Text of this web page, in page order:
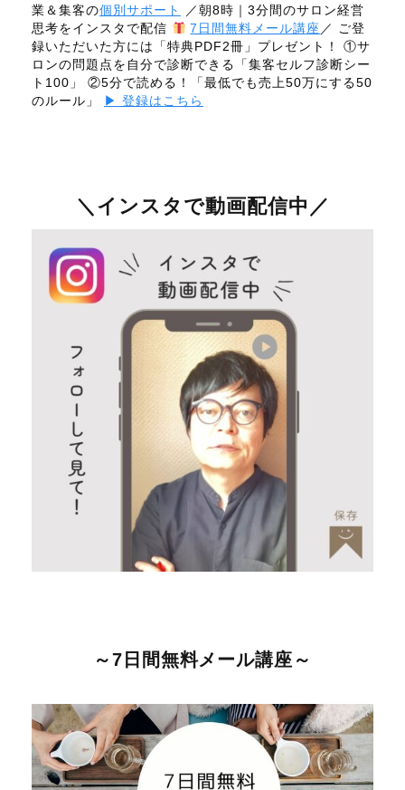
業＆集客の個別サポート
／朝8時｜3分間のサロン経営
思考をインスタで配信
7日間無料メール講座 ／ ご登
録いただいた方には「特典PDF2冊」プレゼント！ ①サ
ロンの問題点を自分で診断できる「集客セルフ診断シー
ト100」 ②5分で読める！「最低でも売上50万にする50
のルール」
▶ 登録はこちら
＼インスタで動画配信中／
～7日間無料メール講座～